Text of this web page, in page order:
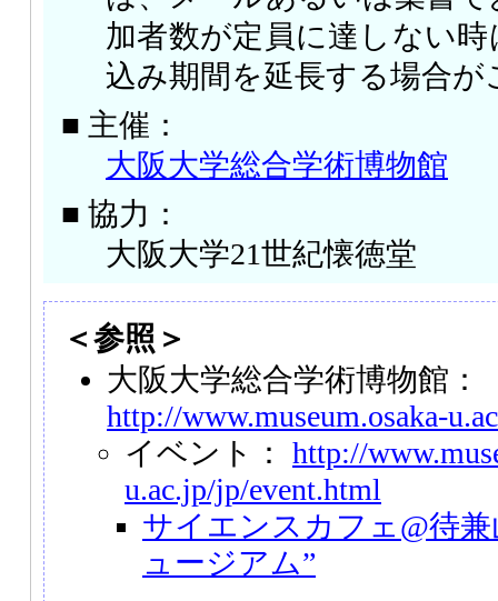
加者数が定員に達しない
込み期間を延長する場合が
■ 主催：
大阪大学総合学術博物館
■ 協力：
大阪大学21世紀懐徳堂
＜参照＞
大阪大学総合学術博物館：
http://www.museum.osaka-
イベント： http://
u.ac.jp/jp/event.html
サイエンスカフェ@待
ュージアム”